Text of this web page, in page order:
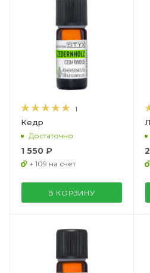
1
Кедр
Достаточно
1 550 ₽
+ 109 на счет
В КОРЗИНУ